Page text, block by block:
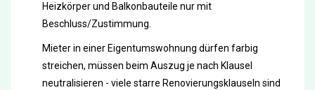
Heizkörper und Balkonbauteile nur mit
Beschluss/Zustimmung.
Mieter in einer Eigentumswohnung dürfen farbig
streichen, müssen beim Auszug je nach Klausel
neutralisieren - viele starre Renovierungsklauseln sind